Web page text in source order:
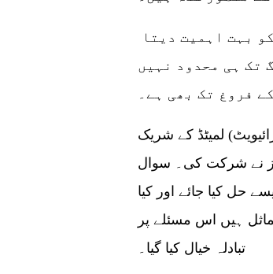
تک ہی محدود نہیں
فروغ تک بھی ہے۔
لمیٹڈ کے شریک
پریکٹیشنرز نے شرکت کی۔ سوال
حل کیا جائے اور کیا
ہیں اس مسئلے پر
تبادلہ خیال کیا گیا۔